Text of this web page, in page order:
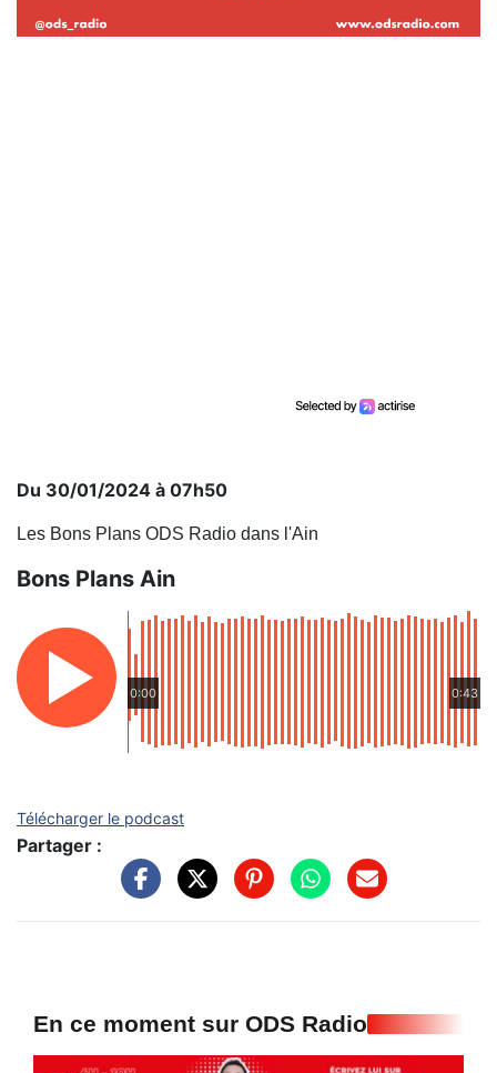
Du 30/01/2024 à 07h50
Les Bons Plans ODS Radio dans l'Ain
Bons Plans Ain
0:00 0:43
Télécharger le podcast
Partager :
En ce moment sur ODS Radio